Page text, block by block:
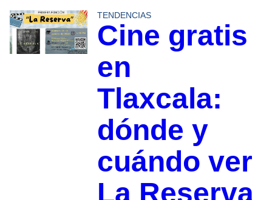
TENDENCIAS
Cine gratis
en
Tlaxcala:
dónde y
cuándo ver
La Reserva